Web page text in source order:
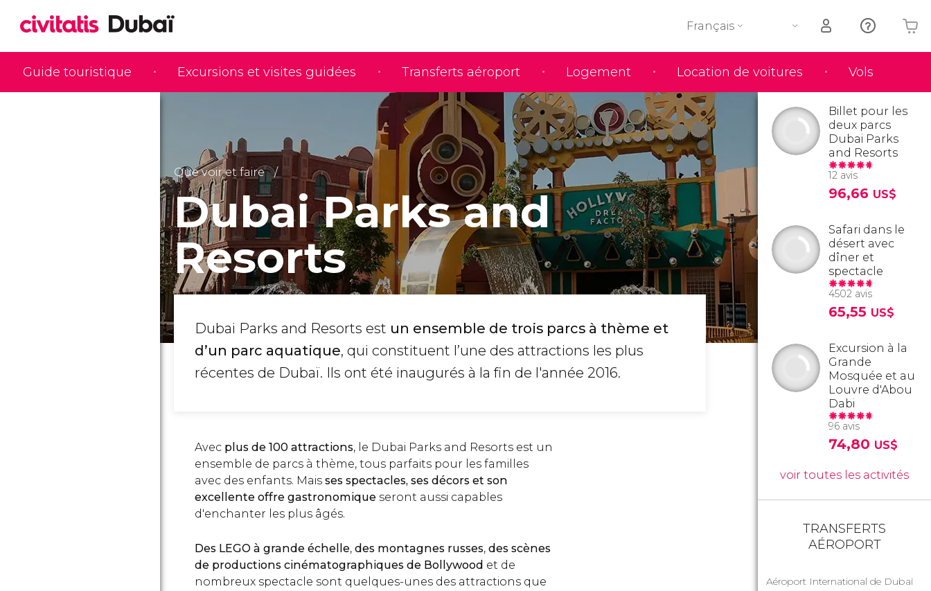
Guide touristique Excursions et visites guidées Transferts aéroport Logement Location de voitures Vols
Français
Votre panier est vide
Que voir et faire
Dubai Parks and
Resorts
Dubai Parks and Resorts est un ensemble de trois parcs à thème et
d’un parc aquatique, qui constituent l’une des attractions les plus
récentes de Dubaï. Ils ont été inaugurés à la fin de l'année 2016.
Avec plus de 100 attractions, le Dubai Parks and Resorts est un
ensemble de parcs à thème, tous parfaits pour les familles
avec des enfants. Mais ses spectacles, ses décors et son
excellente offre gastronomique seront aussi capables
d'enchanter les plus âgés.
Des LEGO à grande échelle, des montagnes russes, des scènes
de productions cinématographiques de Bollywood et de
nombreux spectacle sont quelques-unes des attractions que
Billet pour les
deux parcs
Dubai Parks
and Resorts
12 avis
96,66 US$
Safari dans le
désert avec
dîner et
spectacle
4502 avis
65,55 US$
Excursion à la
Grande
Mosquée et au
Louvre d'Abou
Dabi
96 avis
74,80 US$
voir toutes les activités
TRANSFERTS
AÉROPORT
Aéroport International de Dubaï